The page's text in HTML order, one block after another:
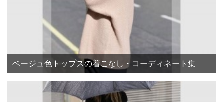
ベージュ色トップスの着こなし・コーディネート集